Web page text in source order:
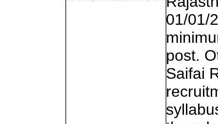
01/01/
post.
Saifai